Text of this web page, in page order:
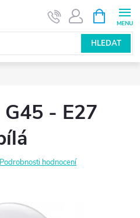
HLEDAT
NÁKUPNÍ
KOŠÍK
- E27
Podrobnosti hodnocení